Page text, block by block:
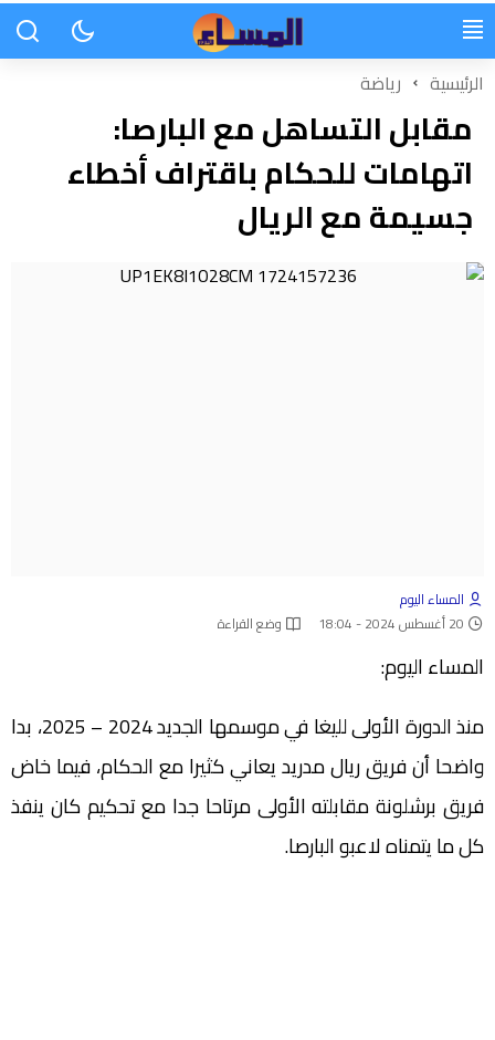
الرئيسية رياضة
مقابل التساهل مع البارصا:
اتهامات للحكام باقتراف أخطاء
جسيمة مع الريال
المساء اليوم
20 أغسطس 2024 - 18:04
وضع القراءة
المساء اليوم:
منذ الدورة الأولى لليغا في موسمها الجديد 2024 – 2025، بدا
واضحا أن فريق ريال مدريد يعاني كثيرا مع الحكام، فيما خاض
فريق برشلونة مقابلته الأولى مرتاحا جدا مع تحكيم كان ينفذ
كل ما يتمناه لاعبو البارصا.